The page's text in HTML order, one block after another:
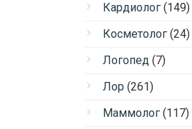
Кардиолог (149)
Косметолог (24)
Логопед (7)
Лор (261)
Маммолог (117)